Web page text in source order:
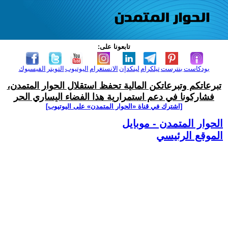
تابعونا على:
الفيسبوك التويتر اليوتيوب الانستغرام لينكدإن تيلكرامبنترست بودكاست
تبرعاتكم وتبرعاتكن المالية تحفظ استقلال الحوار المتمدن،
فشاركونا في دعم استمرارية هذا الفضاء اليساري الحر
[اشترك في قناة ‫«الحوار المتمدن» على اليوتيوب]
الحوار المتمدن - موبايل
الموقع الرئيسي